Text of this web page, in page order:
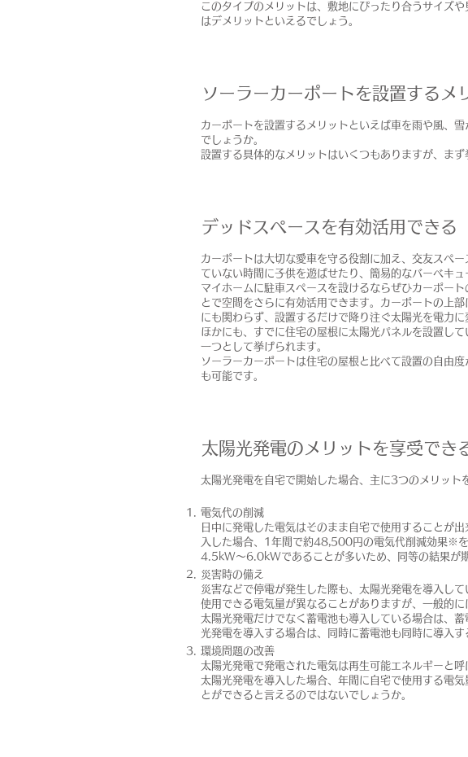
このタイプのメリットは、敷地にぴったり合うサイズ
はデメリットといえるでしょう。
ソーラーカーポートを設置するメ
カーポートを設置するメリットといえば車を雨や風、
でしょうか。
設置する具体的なメリットはいくつもありますが、ま
デッドスペースを有効活用できる
カーポートは大切な愛車を守る役割に加え、交友スペ
ていない時間に子供を遊ばせたり、簡易的なバーベキ
マイホームに駐車スペースを設けるならぜひカーポー
とで空間をさらに有効活用できます。カーポートの上
にも関わらず、設置するだけで降り注ぐ太陽光を電力に
ほかにも、すでに住宅の屋根に太陽光パネルを設置し
一つとして挙げられます。
ソーラーカーポートは住宅の屋根と比べて設置の自由
も可能です。
太陽光発電のメリットを享受でき
太陽光発電を自宅で開始した場合、主に3つのメリット
電気代の削減
日中に発電した電気はそのまま自宅で使用することが
入した場合、1年間で約48,500円の電気代削減効果※
4.5kW～6.0kWであることが多いため、同等の結果が期
災害時の備え
災害などで停電が発生した際も、太陽光発電を導入し
使用できる電気量が異なることがありますが、一般的
太陽光発電だけでなく蓄電池も導入している場合は、
光発電を導入する場合は、同時に蓄電池も同時に導入す
環境問題の改善
太陽光発電で発電された電気は再生可能エネルギーと
太陽光発電を導入した場合、年間に自宅で使用する電
とができると言えるのではないでしょうか。